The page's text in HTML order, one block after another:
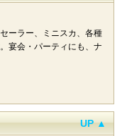
ーラー、ミニスカ、各種
宴会・パーティにも、ナ
UP ▲